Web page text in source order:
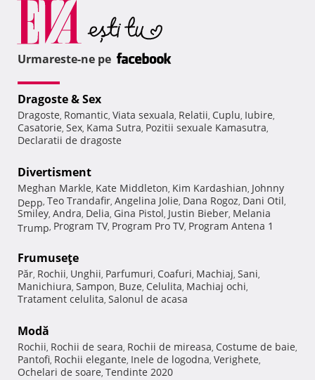
Urmareste-ne pe
Dragoste & Sex
Dragoste, Romantic, Viata sexuala, Relatii, Cuplu, Iubire,
Casatorie, Sex, Kama Sutra, Pozitii sexuale Kamasutra,
Declaratii de dragoste
Divertisment
Meghan Markle, Kate Middleton, Kim Kardashian, Johnny
Depp, Teo Trandafir, Angelina Jolie, Dana Rogoz, Dani Otil,
Smiley, Andra, Delia, Gina Pistol, Justin Bieber, Melania
Trump, Program TV, Program Pro TV, Program Antena 1
Frumuseţe
Păr, Rochii, Unghii, Parfumuri, Coafuri, Machiaj, Sani,
Manichiura, Sampon, Buze, Celulita, Machiaj ochi,
Tratament celulita, Salonul de acasa
Modă
Rochii, Rochii de seara, Rochii de mireasa, Costume de baie,
Pantofi, Rochii elegante, Inele de logodna, Verighete,
Ochelari de soare, Tendinte 2020